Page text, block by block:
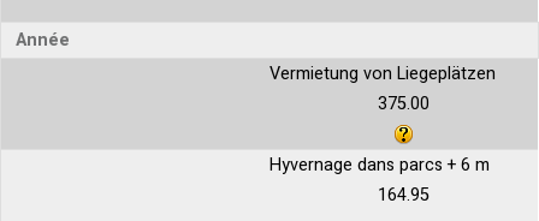
Année
Vermietung von Liegeplätzen
375.00
Hyvernage dans parcs + 6 m
164.95